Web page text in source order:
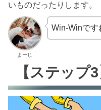
いものだったりします。
よーじ
Win-Winです
【ステップ